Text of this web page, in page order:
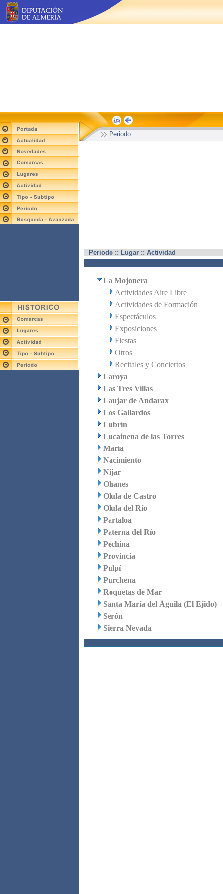
Periodo
Periodo :: Lugar :: Actividad
La Mojonera
Actividades Aire Libre
Actividades de Formación
Espectáculos
Exposiciones
Fiestas
Otros
Recitales y Conciertos
Laroya
Las Tres Villas
Laujar de Andarax
Los Gallardos
Lubrín
Lucainena de las Torres
María
Nacimiento
Níjar
Ohanes
Olula de Castro
Olula del Río
Partaloa
Paterna del Río
Pechina
Provincia
Pulpí
Purchena
Roquetas de Mar
Santa María del Águila (El Ejido)
Serón
Sierra Nevada